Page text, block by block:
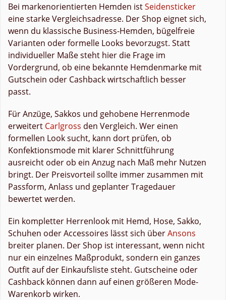
Bei markenorientierten Hemden istSeidensticker
eine starke Vergleichsadresse. Der Shop eignet sich,
wenn du klassische Business-Hemden, bügelfreie
Varianten oder formelle Looks bevorzugst. Statt
individueller Maße steht hier die Frage im
Vordergrund, ob eine bekannte Hemdenmarke mit
Gutschein oder Cashback wirtschaftlich besser
passt.
Für Anzüge, Sakkos und gehobene Herrenmode
erweitert Carlgross den Vergleich. Wer einen
formellen Look sucht, kann dort prüfen, ob
Konfektionsmode mit klarer Schnittführung
ausreicht oder ob ein Anzug nach Maß mehr Nutzen
bringt. Der Preisvorteil sollte immer zusammen mit
Passform, Anlass und geplanter Tragedauer
bewertet werden.
Ein kompletter Herrenlook mit Hemd, Hose, Sakko,
Schuhen oder Accessoires lässt sich überAnsons
breiter planen. Der Shop ist interessant, wenn nicht
nur ein einzelnes Maßprodukt, sondern ein ganzes
Outfit auf der Einkaufsliste steht. Gutscheine oder
Cashback können dann auf einen größeren Mode-
Warenkorb wirken.